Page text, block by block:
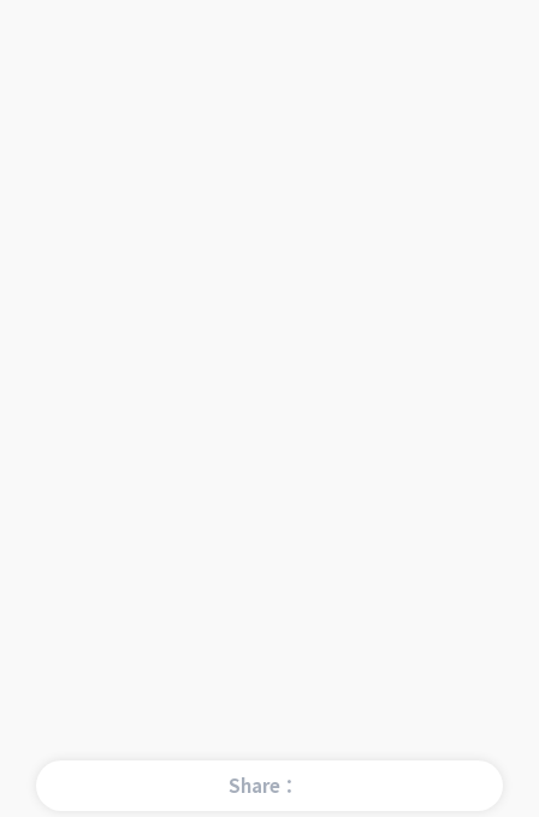
Share：